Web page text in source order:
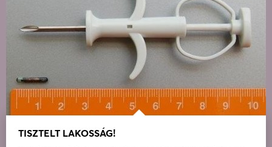
TISZTELT LAKOSSÁG!